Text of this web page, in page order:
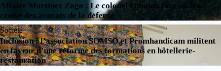
Affaire Martinez Zogo : Le colonel Otoulou face au feu
croisé des avocats de la défense
Société
Inclusion : l’association SOMSO et Promhandicam militent
en faveur d’une réforme des formations en hôtellerie-
restauration